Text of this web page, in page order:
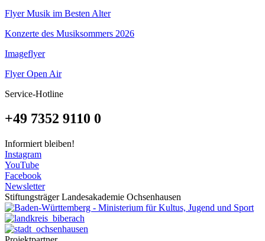
Flyer Musik im Besten Alter
Konzerte des Musiksommers 2026
Imageflyer
Flyer Open Air
Service-Hotline
+49 7352 9110 0
Informiert bleiben!
Instagram
YouTube
Facebook
Newsletter
Stiftungsträger Landesakademie Ochsenhausen